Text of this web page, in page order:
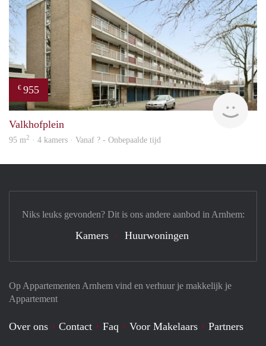
€ 955
Valkhofplein
95 m2 · 4 kamers · Vanaf ? - Onbepaalde tijd
Op Appartementen Arnhem vind en verhuur je makkelijk je
Appartement
Over ons Contact Faq Voor Makelaars
Partners
Niks leuks gevonden? Dit is ons andere aanbod in Arnhem:
Kamers Huurwoningen